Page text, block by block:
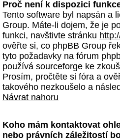
Proč není k dispozici
Tento software byl napsán a
Group. Máte-li dojem, že je
funkci, navštivte stránku
ověřte si, co phpBB Group
tyto požadavky na fórum
používá sourceforge ke
Prosím, pročtěte si fóra a
takového nezkoušelo a
Návrat nahoru
Koho mám kontaktovat
nebo právních záležitostí